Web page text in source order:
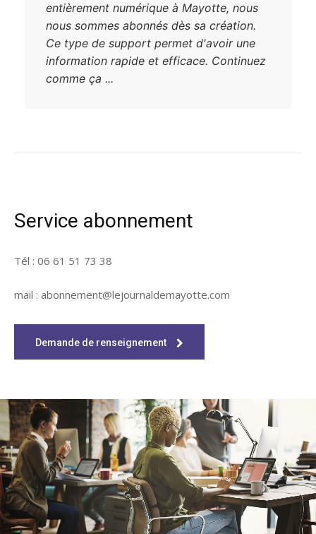
entièrement numérique à Mayotte, nous
nous sommes abonnés dès sa création.
Ce type de support permet d'avoir une
information rapide et efficace. Continuez
comme ça ...
Service abonnement
Tél : 06 61 51 73 38
mail : abonnement@lejournaldemayotte.com
Demande de renseignement